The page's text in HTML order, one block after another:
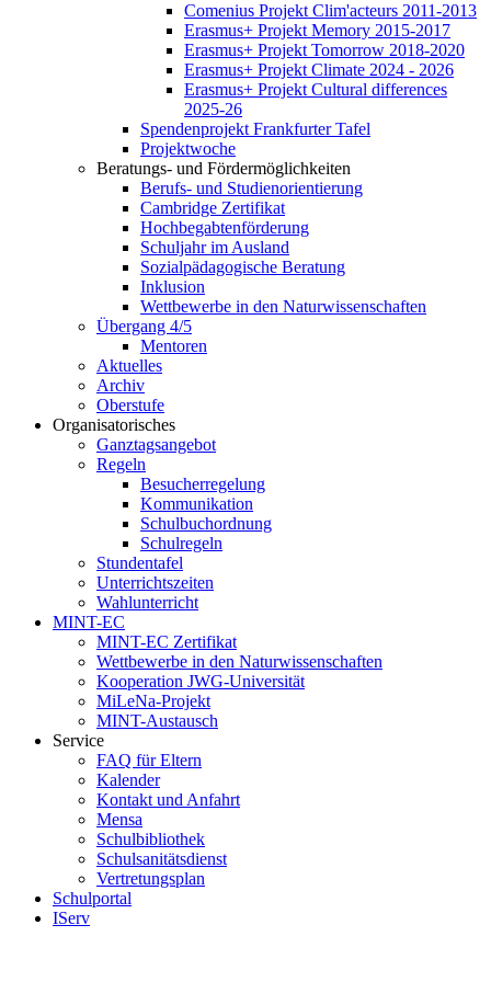
Comenius Projekt Clim'acteurs 2011-2013
Erasmus+ Projekt Memory 2015-2017
Erasmus+ Projekt Tomorrow 2018-2020
Erasmus+ Projekt Climate 2024 - 2026
Erasmus+ Projekt Cultural differences
2025-26
Spendenprojekt Frankfurter Tafel
Projektwoche
Beratungs- und Fördermöglichkeiten
Berufs- und Studienorientierung
Cambridge Zertifikat
Hochbegabtenförderung
Schuljahr im Ausland
Sozialpädagogische Beratung
Inklusion
Wettbewerbe in den Naturwissenschaften
Übergang 4/5
Mentoren
Aktuelles
Archiv
Oberstufe
Organisatorisches
Ganztagsangebot
Regeln
Besucherregelung
Kommunikation
Schulbuchordnung
Schulregeln
Stundentafel
Unterrichtszeiten
Wahlunterricht
MINT-EC
MINT-EC Zertifikat
Wettbewerbe in den Naturwissenschaften
Kooperation JWG-Universität
MiLeNa-Projekt
MINT-Austausch
Service
FAQ für Eltern
Kalender
Kontakt und Anfahrt
Mensa
Schulbibliothek
Schulsanitätsdienst
Vertretungsplan
Schulportal
IServ